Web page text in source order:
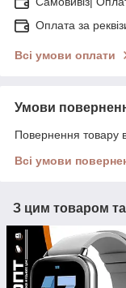
Оплата за
Всі умови оплати
Умови
Повернення товару
Всі умови
З цим товаром